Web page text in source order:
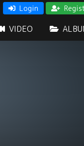
Login
VIDEO